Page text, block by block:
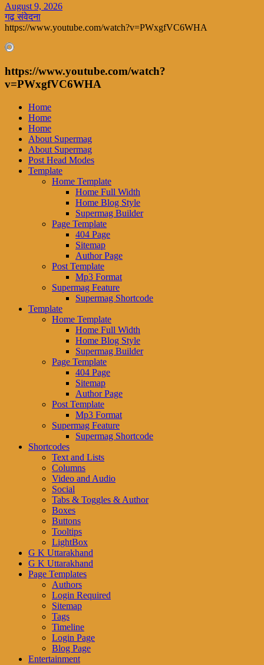
August 9, 2026
गढ़ संवेदना
https://www.youtube.com/watch?v=PWxgfVC6WHA
https://www.youtube.com/watch?
v=PWxgfVC6WHA
Home
Home
Home
About Supermag
About Supermag
Post Head Modes
Template
Home Template
Home Full Width
Home Blog Style
Supermag Builder
Page Template
404 Page
Sitemap
Author Page
Post Template
Mp3 Format
Supermag Feature
Supermag Shortcode
Template
Home Template
Home Full Width
Home Blog Style
Supermag Builder
Page Template
404 Page
Sitemap
Author Page
Post Template
Mp3 Format
Supermag Feature
Supermag Shortcode
Shortcodes
Text and Lists
Columns
Video and Audio
Social
Tabs & Toggles & Author
Boxes
Buttons
Tooltips
LightBox
G K Uttarakhand
G K Uttarakhand
Page Templates
Authors
Login Required
Sitemap
Tags
Timeline
Login Page
Blog Page
Entertainment